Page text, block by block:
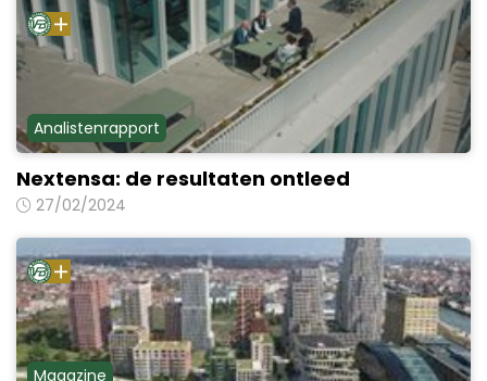
Analistenrapport
Nextensa: de resultaten ontleed
27/02/2024
Magazine